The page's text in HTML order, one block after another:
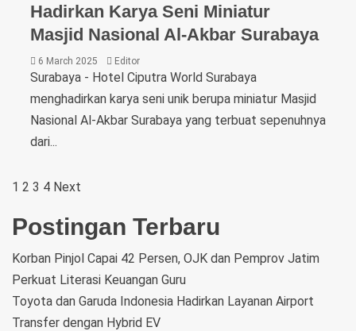
Hadirkan Karya Seni Miniatur
Masjid Nasional Al-Akbar Surabaya
6 March 2025 Editor
Surabaya - Hotel Ciputra World Surabaya
menghadirkan karya seni unik berupa miniatur Masjid
Nasional Al-Akbar Surabaya yang terbuat sepenuhnya
dari...
1 2 3 4 Next
Postingan Terbaru
Korban Pinjol Capai 42 Persen, OJK dan Pemprov Jatim
Perkuat Literasi Keuangan Guru
Toyota dan Garuda Indonesia Hadirkan Layanan Airport
Transfer dengan Hybrid EV